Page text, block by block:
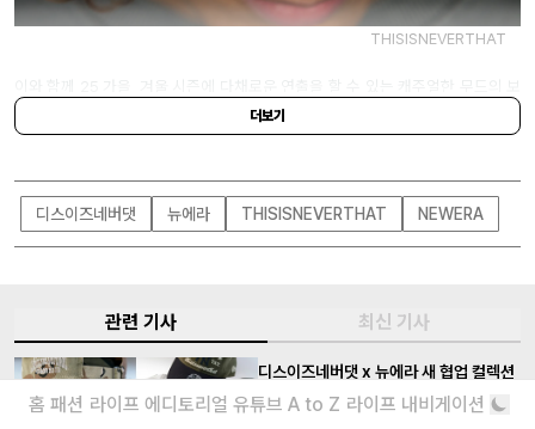
THISISNEVERTHAT
더 롱슬리브 티셔츠, 스트라이프 비니가 포함되어 컬렉션에 풍성함을 더한 것이
션은 오는 11월 7일부터 디스이즈네버댓 온·오프라인 스토어 및 뉴에라 온·오프
라인 스토어, 무신사에서 만나볼 수 있다.
더보기
디스이즈네버댓 뉴에라 THISISNEVERTHAT NEWERA
관련 기사 최신 기사
디스이즈네버댓 x 뉴에라 새 협업 컬렉션
발매 정보
홈 패션 라이프 에디토리얼 유튜브 A to Z 라이프 내비게이션